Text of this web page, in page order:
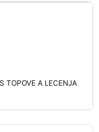
TOPOVE A LECENJA